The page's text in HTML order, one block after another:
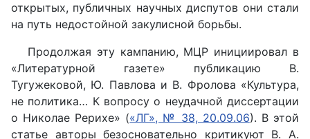
открытых, публичных научных диспутов они стали
на путь недостойной закулисной борьбы.
Продолжая эту кампанию, МЦР инициировал в
«Литературной газете» публикацию В.
Тугужековой, Ю. Павлова и В. Фролова «Культура,
не политика… К вопросу о неудачной диссертации
о Николае Рерихе» («ЛГ», № 38, 20.09.06). В этой
статье авторы безосновательно критикуют В. А.